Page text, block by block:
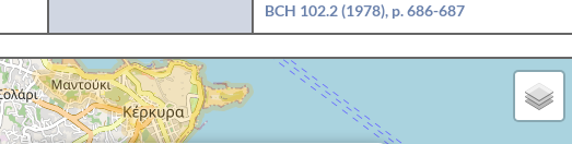
BCH 102.2 (1978), p. 686-687